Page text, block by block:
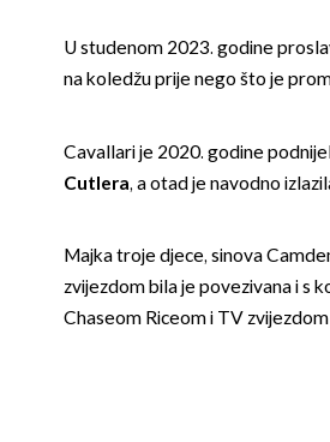
U studenom 2023. godine
na koledžu prije nego što je
Cavallari je 2020. godine
Cutlera, a otad je navodno
Majka troje djece, sinova
zvijezdom bila je povezivana i s
Chaseom Riceom i TV